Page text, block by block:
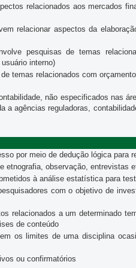
relacionados aos mercados
relacionar aspectos da
pesquisas de temas
interno)
temas relacionados com
não especificados nas
a agências reguladoras,
por meio de dedução lógica para
observação, entrevistas
à análise estatística para
com o objetivo de
relacionados a um determinado
de conteúdo
os limites de uma disciplina
ou confirmatórios